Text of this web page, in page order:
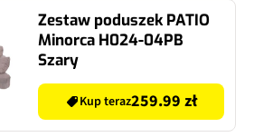
Zestaw poduszek PATIO
Minorca H024-04PB
Szary
Kup teraz259.99 zł